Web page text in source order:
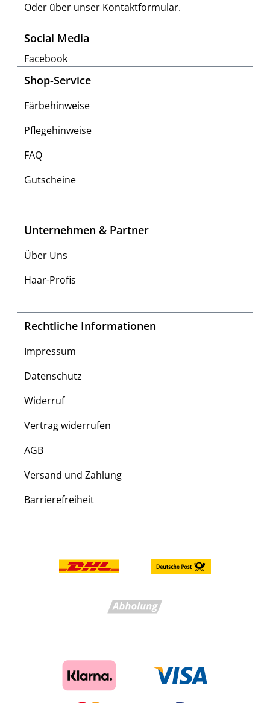
Oder über unser Kontaktformular.
Social Media
Facebook
Shop-Service
Färbehinweise
Pflegehinweise
FAQ
Gutscheine
Unternehmen & Partner
Über Uns
Haar-Profis
Rechtliche Informationen
Impressum
Datenschutz
Widerruf
Vertrag widerrufen
AGB
Versand und Zahlung
Barrierefreiheit